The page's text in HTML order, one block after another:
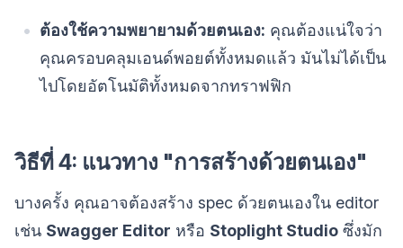
ต้องใช้ความพยายามด้วยตนเอง: คุณต้องแน่ใจว่า
คุณครอบคลุมเอนด์พอยต์ทั้งหมดแล้ว มันไม่ได้เป็น
ไปโดยอัตโนมัติทั้งหมดจากทราฟฟิก
วิธีที่ 4: แนวทาง "การสร้างด้วยตนเอง"
บางครั้ง คุณอาจต้องสร้าง spec ด้วยตนเองใน editor
เช่น Swagger Editor หรือ Stoplight Studio ซึ่งมัก